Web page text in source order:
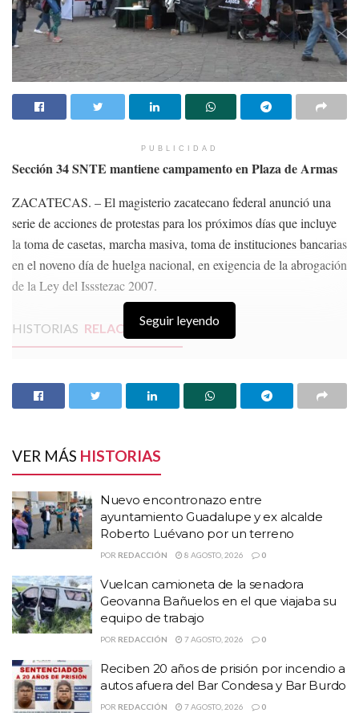
PUBLICIDAD
Sección 34 SNTE mantiene campamento en Plaza de Armas
ZACATECAS. – El magisterio zacatecano federal anunció una
serie de acciones de protestas para los próximos días que incluye
la toma de casetas, marcha masiva, toma de instituciones bancarias
en el noveno día de huelga nacional, en exigencia de la abrogación
de la Ley del Issstezac 2007.
HISTORIAS RELACIONADAS
Guadalupe y ex alcalde Roberto Luévano por un
terreno
Seguir leyendo
VER MÁS HISTORIAS
Nuevo encontronazo entre
ayuntamiento Guadalupe y ex alcalde
Roberto Luévano por un terreno
POR REDACCIÓN 8 AGOSTO, 2026 0
Vuelcan camioneta de la senadora
Geovanna Bañuelos en el que viajaba su
equipo de trabajo
POR REDACCIÓN 7 AGOSTO, 2026 0
Reciben 20 años de prisión por incendio a
autos afuera del Bar Condesa y Bar Burdo
POR REDACCIÓN 7 AGOSTO, 2026 0